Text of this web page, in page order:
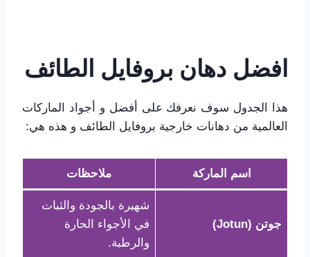
افضل دهان بروفايل الطائف
هذا الجدول سوف نعرفك على أفضل و أجواد الماركات
العالمية من دهانات خارجية بروفايل الطائف و هذه هي:
اسم الماركة ملاحظات
جوتن (Jotun)
شهيرة بالجودة والثبات
في الأجواء الحارة
والرطبة.